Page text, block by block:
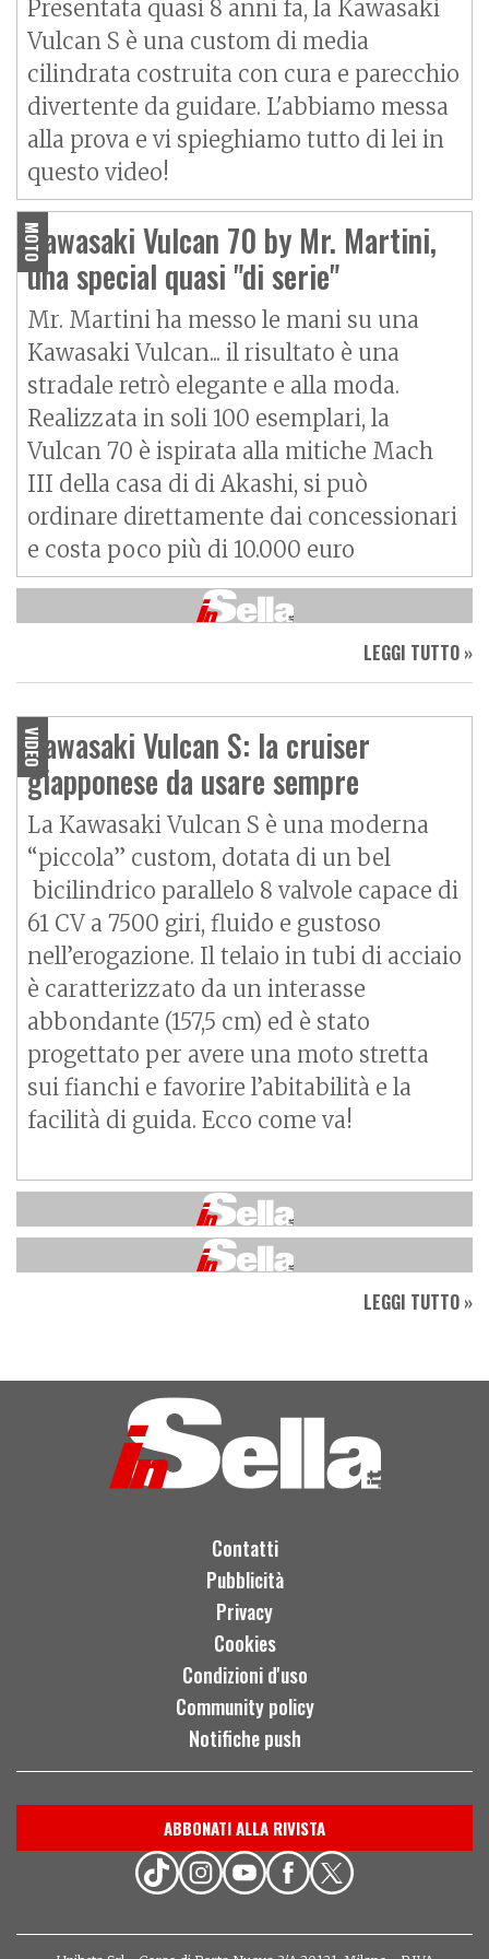
Presentata quasi 8 anni fa, la Kawasaki
Vulcan S è una custom di media
cilindrata costruita con cura e parecchio
divertente da guidare. L'abbiamo messa
alla prova e vi spieghiamo tutto di lei in
questo video!
MOTO
Kawasaki Vulcan 70 by Mr. Martini,
una special quasi "di serie"
Mr. Martini ha messo le mani su una
Kawasaki Vulcan... il risultato è una
stradale retrò elegante e alla moda.
Realizzata in soli 100 esemplari, la
Vulcan 70 è ispirata alla mitiche Mach
III della casa di di Akashi, si può
ordinare direttamente dai concessionari
e costa poco più di 10.000 euro
LEGGI TUTTO »
VIDEO
Kawasaki Vulcan S: la cruiser
giapponese da usare sempre
La Kawasaki Vulcan S è una moderna
“piccola” custom, dotata di un bel
bicilindrico parallelo 8 valvole capace di
61 CV a 7500 giri, fluido e gustoso
nell’erogazione. Il telaio in tubi di acciaio
è caratterizzato da un interasse
abbondante (157,5 cm) ed è stato
progettato per avere una moto stretta
sui fianchi e favorire l’abitabilità e la
facilità di guida. Ecco come va!
LEGGI TUTTO »
Contatti
Pubblicità
Privacy
Cookies
Condizioni d'uso
Community policy
Notifiche push
ABBONATI ALLA RIVISTA